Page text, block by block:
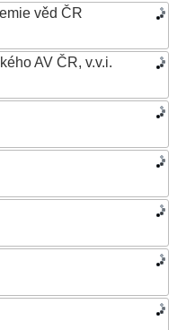
věd ČR
AV ČR, v.v.i.